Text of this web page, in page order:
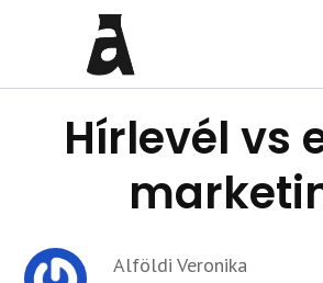
Hírlevél vs
Alföldi Veronika